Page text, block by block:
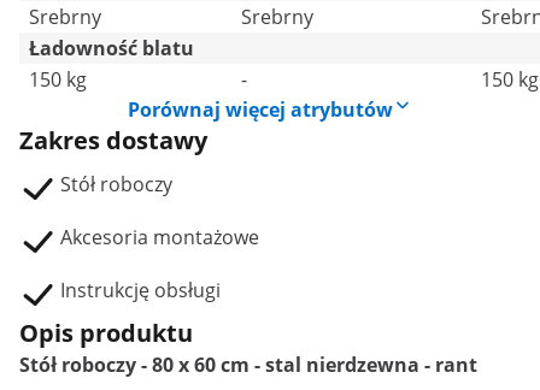
Srebrny
Srebrny
Ładowność blatu
150 kg
-
150 kg
Porównaj więcej atrybutów
Zakres dostawy
Stół roboczy
Akcesoria montażowe
Instrukcję obsługi
Opis produktu
Stół roboczy - 80 x 60 cm - stal nierdzewna - rant